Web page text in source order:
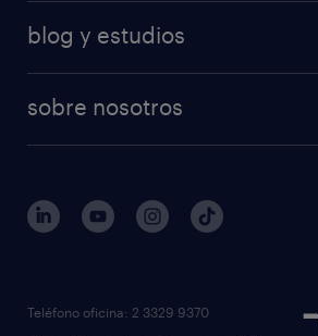
blog y estudios
sobre nosotros
Teléfono oficina: 2 3329 9370